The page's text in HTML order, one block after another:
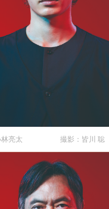
林亮太 撮影：皆川 聡